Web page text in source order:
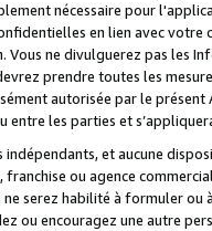
nécessaire pour
en lien avec
Vous ne divulguerez pas les
prendre toutes les
autorisée par le
les parties et
indépendants, et aucune
ou agence
ne serez habilité à formuler
ou encouragez une autre